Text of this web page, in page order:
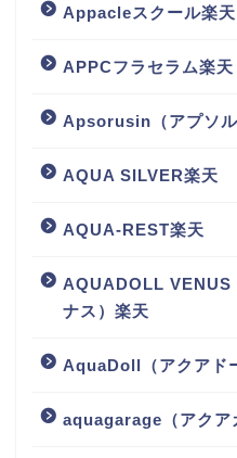
Appacleスクール楽天
APPCフラセラム楽天
Apsorusin（アプソ
AQUA SILVER楽天
AQUA-REST楽天
AQUADOLL VENUS
ナス）楽天
AquaDoll（アクアド
aquagarage（アクア